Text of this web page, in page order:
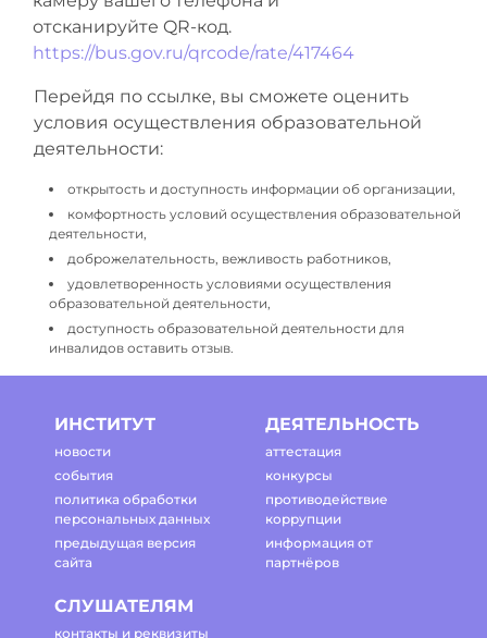
отсканируйте QR-код.
https://bus.gov.ru/qrcode/rate/417464
Перейдя по ссылке, вы сможете оценить
условия осуществления образовательной
деятельности:
открытость и доступность информации об организации,
комфортность условий осуществления образовательной
деятельности,
доброжелательность, вежливость работников,
удовлетворенность условиями осуществления
образовательной деятельности,
доступность образовательной деятельности для
инвалидов оставить отзыв.
ИНСТИТУТ
новости
события
политика обработки
персональных данных
предыдущая версия
сайта
ДЕЯТЕЛЬНОСТЬ
аттестация
конкурсы
противодействие
коррупции
информация от
партнёров
СЛУШАТЕЛЯМ
контакты и реквизиты